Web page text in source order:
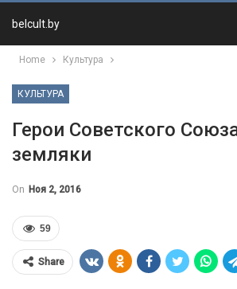
belcult.by
Home Культура
КУЛЬТУРА
Герои Советского
земляки
On Ноя 2, 2016
59
Share